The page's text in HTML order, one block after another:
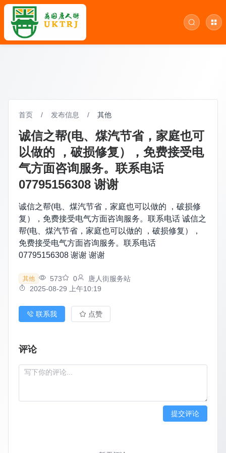
首页 / 发布信息 / 其他
诚信之帮(电、煤汽节省，家庭也可
以做的 ，破损修复），免费接受电
气方面咨询服务。联系电话
07795156308 谢谢
诚信之帮(电、煤汽节省，家庭也可以做的 ，破损修
复），免费接受电气方面咨询服务。联系电话 诚信之
帮(电、煤汽节省，家庭也可以做的 ，破损修复），
免费接受电气方面咨询服务。联系电话
07795156308 谢谢 谢谢
其他 573 0
唐人街服务站
2025-08-29 上午10:19
联系我 点赞
评论
提交评论